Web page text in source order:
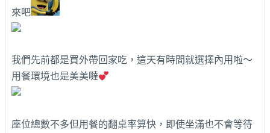
來吧
我們先前都是買外帶回家吃，這天有時間就選擇內用啦～
用餐環境也是美美噠
座位總數不多但用餐的翻桌率算快，即使坐滿也不會等待